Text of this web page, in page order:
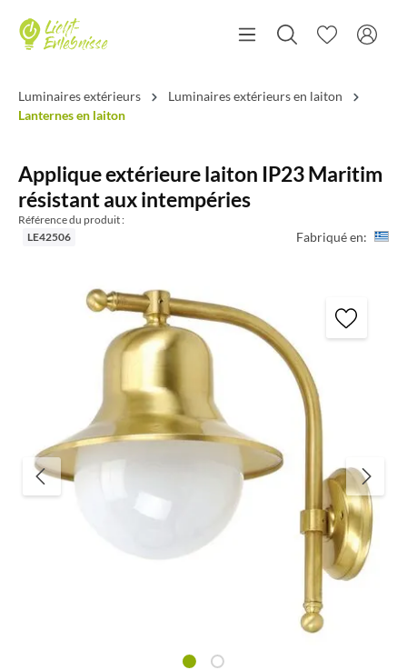
Luminaires extérieurs
Luminaires extérieurs en laiton
Lanternes en laiton
Applique extérieure laiton IP23 Maritim
résistant aux intempéries
Référence du produit :
LE42506
Fabriqué en: